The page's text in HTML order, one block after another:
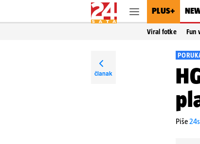
PLUS+
Viral fotke Fun
članak
Piše